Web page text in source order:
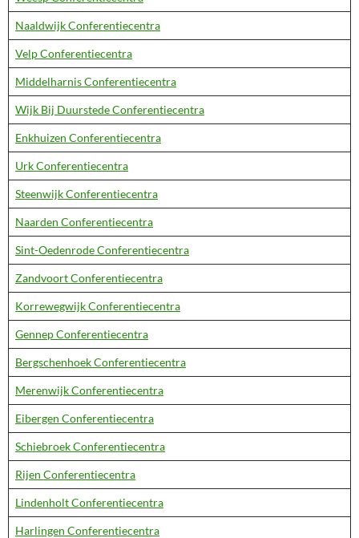
Naaldwijk Conferentiecentra
Velp Conferentiecentra
Middelharnis Conferentiecentra
Wijk Bij Duurstede Conferentiecentra
Enkhuizen Conferentiecentra
Urk Conferentiecentra
Steenwijk Conferentiecentra
Naarden Conferentiecentra
Sint-Oedenrode Conferentiecentra
Zandvoort Conferentiecentra
Korrewegwijk Conferentiecentra
Gennep Conferentiecentra
Bergschenhoek Conferentiecentra
Merenwijk Conferentiecentra
Eibergen Conferentiecentra
Schiebroek Conferentiecentra
Rijen Conferentiecentra
Lindenholt Conferentiecentra
Harlingen Conferentiecentra